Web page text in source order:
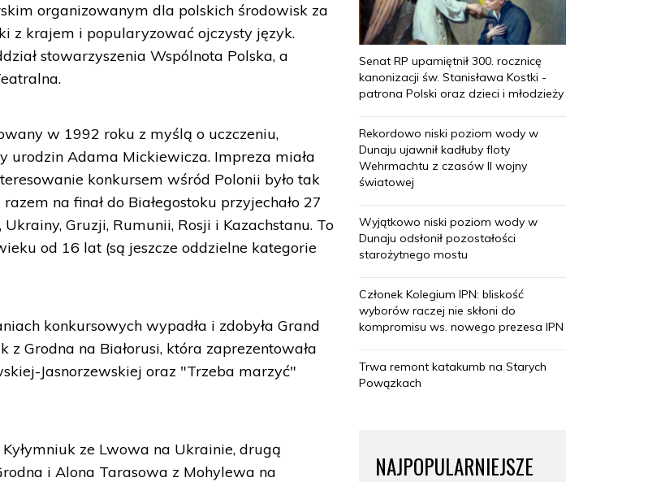
organizowanym dla polskich środowisk za
z krajem i popularyzować ojczysty język.
stowarzyszenia Wspólnota Polska, a
w 1992 roku z myślą o uczczeniu,
urodzin Adama Mickiewicza. Impreza miała
konkursem wśród Polonii było tak
na finał do Białegostoku przyjechało 27
Gruzji, Rumunii, Rosji i Kazachstanu. To
od 16 lat (są jeszcze oddzielne kategorie
konkursowych wypadła i zdobyła Grand
Grodna na Białorusi, która zaprezentowała
Jasnorzewskiej oraz "Trzeba marzyć"
ze Lwowa na Ukrainie, drugą
i Alona Tarasowa z Mohylewa na
Senat RP upamiętnił 300. rocznicę
kanonizacji św. Stanisława Kostki -
patrona Polski oraz dzieci i młodzieży
Rekordowo niski poziom wody w
Dunaju ujawnił kadłuby floty
Wehrmachtu z czasów II wojny
światowej
Wyjątkowo niski poziom wody w
Dunaju odsłonił pozostałości
starożytnego mostu
Członek Kolegium IPN: bliskość
wyborów raczej nie skłoni do
kompromisu ws. nowego prezesa IPN
Trwa remont katakumb na Starych
Powązkach
NAJPOPULARNIEJSZE